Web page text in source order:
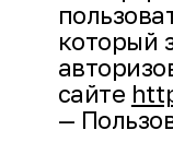
который
сайте
—